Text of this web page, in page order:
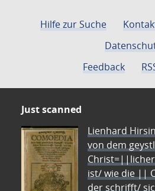
Hilfe zur Suche
Feedback
Just scanned
Lienhard
von dem
ist/ wie die ||
der schrifft/